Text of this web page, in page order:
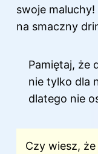
swoje
na smaczny
Pamiętaj, że
nie tylko dla
dlatego nie
Czy wiesz,